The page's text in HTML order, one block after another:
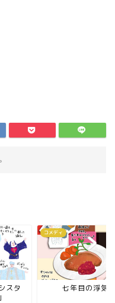
スタ
コメディ
七年目の浮気